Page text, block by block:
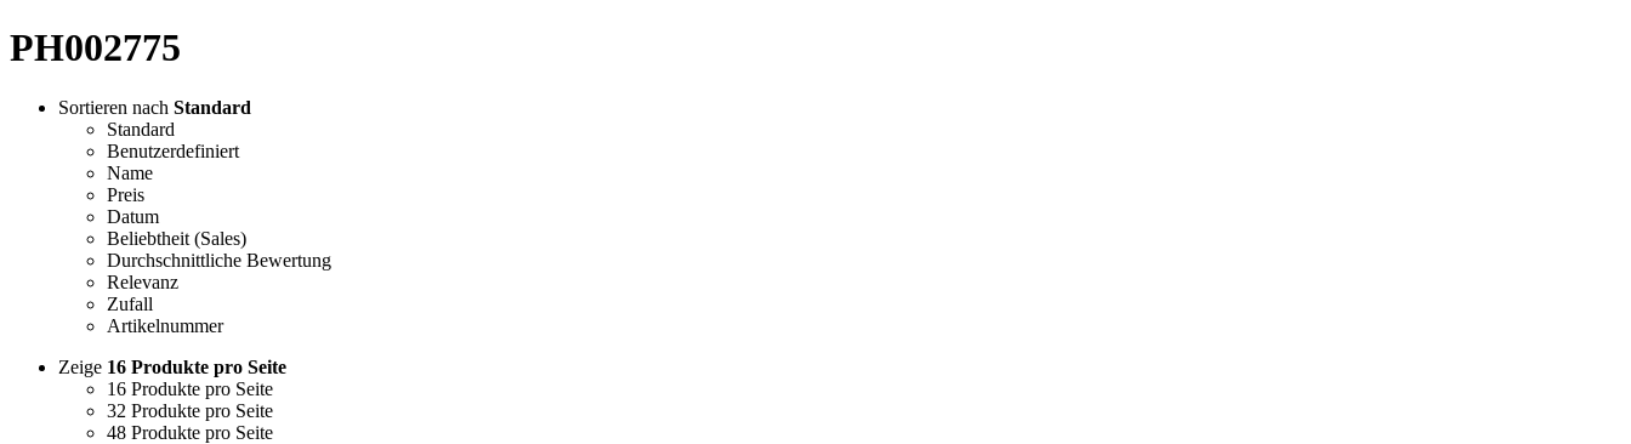
PH002775
Sortieren nach Standard
Standard
Benutzerdefiniert
Name
Preis
Datum
Beliebtheit (Sales)
Durchschnittliche Bewertung
Relevanz
Zufall
Artikelnummer
Zeige 16 Produkte pro Seite
16 Produkte pro Seite
32 Produkte pro Seite
48 Produkte pro Seite